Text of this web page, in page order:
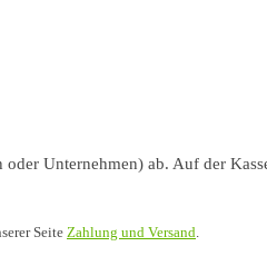
Unternehmen) ab. Auf der
Seite Zahlung und Versand